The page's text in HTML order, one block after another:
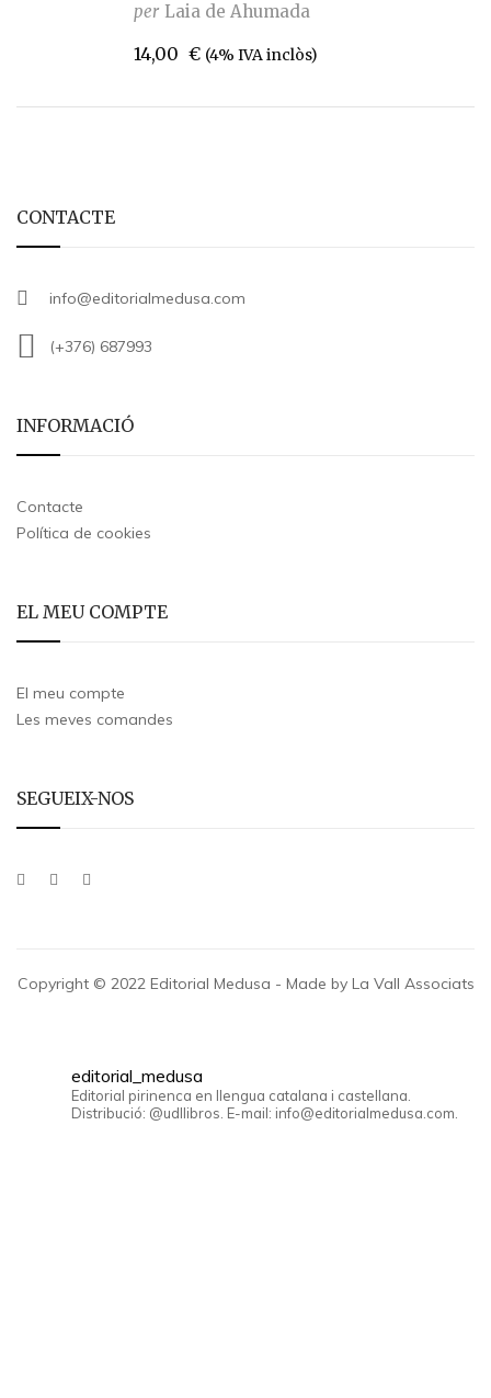
per Laia de Ahumada
14,00 € (4% IVA inclòs)
CONTACTE
info@editorialmedusa.com
(+376) 687993
INFORMACIÓ
Contacte
Política de cookies
EL MEU COMPTE
El meu compte
Les meves comandes
SEGUEIX-NOS
Copyright © 2022 Editorial Medusa - Made by La Vall Associats
editorial_medusa
Editorial pirinenca en llengua catalana i castellana.
Distribució: @udllibros. E-mail: info@editorialmedusa.com.